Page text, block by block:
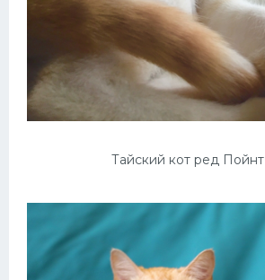
Тайский кот ред Пойнт